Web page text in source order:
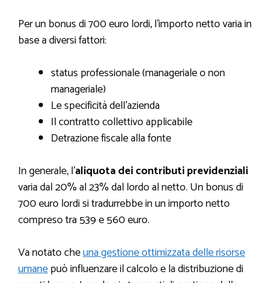
Per un bonus di 700 euro lordi, l’importo netto varia in
base a diversi fattori:
status professionale (manageriale o non
manageriale)
Le specificità dell’azienda
Il contratto collettivo applicabile
Detrazione fiscale alla fonte
In generale, l’aliquota dei contributi previdenziali
varia dal 20% al 23% dal lordo al netto. Un bonus di
700 euro lordi si tradurrebbe in un importo netto
compreso tra 539 e 560 euro.
Va notato cheuna gestione ottimizzata delle risorse
umanepuò influenzare il calcolo e la distribuzione di